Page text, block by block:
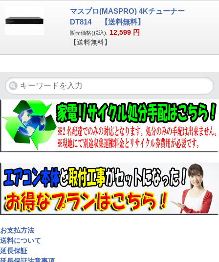
マスプロ(MASPRO) 4Kチューナー
DT814 【送料無料】
販売価格(税込): 12,599 円
【送料無料】
お支払方法
送料について
延長保証